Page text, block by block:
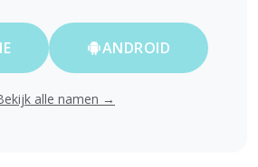
ANDROID
alle namen →